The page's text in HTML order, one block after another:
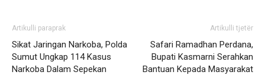
Artikulli paraprak
Sikat Jaringan Narkoba, Polda
Sumut Ungkap 114 Kasus
Narkoba Dalam Sepekan
Artikulli tjetër
Safari Ramadhan Perdana,
Bupati Kasmarni Serahkan
Bantuan Kepada Masyarakat